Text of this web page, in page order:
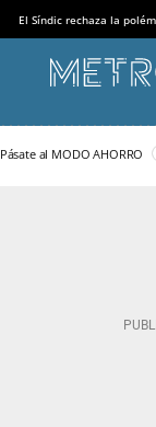
El Síndic rechaza la
Pásate al MODO AHORRO